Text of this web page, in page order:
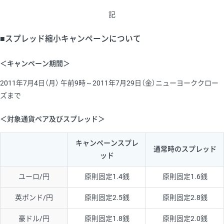
記
■スプレッド縮小キャンペーンについて
＜キャンペーン期間＞
2011年7月4日（月） 午前9時～2011年7月29日（金）ニューヨーククロー
ズまで
＜対象通貨ペア及びスプレッド＞
キャンペーンスプレ
ッド
通常時のスプレッド
ユーロ/円 原則固定1.4銭 原則固定1.6銭
英ポンド/円 原則固定2.5銭 原則固定2.8銭
豪ドル/円 原則固定1.8銭 原則固定2.0銭